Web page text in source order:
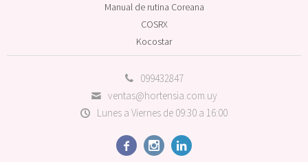
099432847
ventas@hortensia.com.uy
Lunes a Viernes de 09:30 a 16:00
  
Manual de rutina Coreana
COSRX
Kocostar